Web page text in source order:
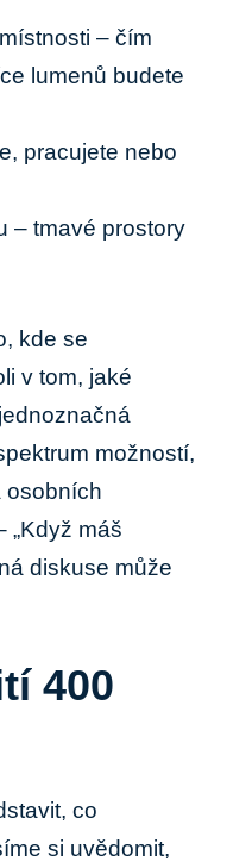
– čím
lumenů ⁢budete
pracujete‍ nebo⁤
–⁣ tmavé prostory
kde se
v tom, ⁤jaké
možností,​
osobních
„Když ⁢máš
diskuse může
400
co
si uvědomit,